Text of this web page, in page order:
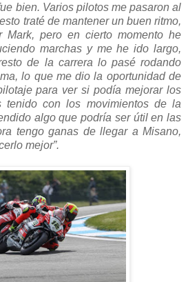
bien. Varios pilotos me pasaron al
traté de mantener un buen ritmo,
Mark, pero en cierto momento he
marchas y me he ido largo,
de la carrera lo pasé rodando
lo que me dio la oportunidad de
para ver si podía mejorar los
tenido con los movimientos de la
algo que podría ser útil en las
tengo ganas de llegar a Misano,
mejor”.